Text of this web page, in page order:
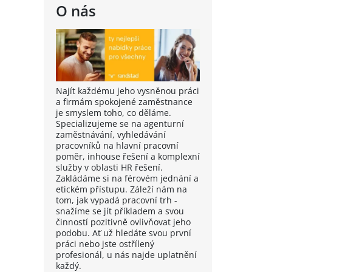
O nás
Najít každému jeho vysněnou práci
a firmám spokojené zaměstnance
je smyslem toho, co děláme.
Specializujeme se na agenturní
zaměstnávání, vyhledávání
pracovníků na hlavní pracovní
poměr, inhouse řešení a komplexní
služby v oblasti HR řešení.
Zakládáme si na férovém jednání a
etickém přístupu. Záleží nám na
tom, jak vypadá pracovní trh -
snažíme se jít příkladem a svou
činností pozitivně ovlivňovat jeho
podobu. Ať už hledáte svou první
práci nebo jste ostřílený
profesionál, u nás najde uplatnění
každý.